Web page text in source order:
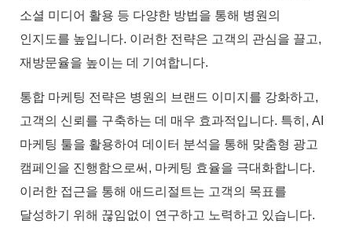
소셜 미디어 활용 등 다양한 방법을 통해 병원의
인지도를 높입니다. 이러한 전략은 고객의 관심을 끌고,
재방문율을 높이는 데 기여합니다.
통합 마케팅 전략은 병원의 브랜드 이미지를 강화하고,
고객의 신뢰를 구축하는 데 매우 효과적입니다. 특히, AI
마케팅 툴을 활용하여 데이터 분석을 통해 맞춤형 광고
캠페인을 진행함으로써, 마케팅 효율을 극대화합니다.
이러한 접근을 통해 애드리절트는 고객의 목표를
달성하기 위해 끊임없이 연구하고 노력하고 있습니다.